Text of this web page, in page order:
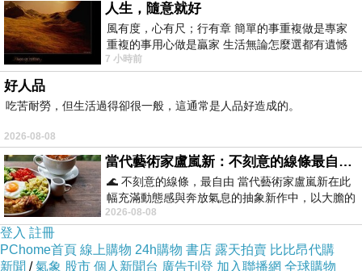
的，應該可以吃很飽吧？
薯條很好吃喔，生菜也很新鮮．
人生，隨意就好
風有度，心有尺；行有章 簡單的事重複做是專家
重複的事用心做是贏家 生活無論怎麼選都有遺憾
所以開心就好 生活不會辜負認真
7 小時前
好人品
吃苦耐勞，但生活過得卻很一般，這通常是人品好造成的。
2026-08-08
當代藝術家盧嵐新：不刻意的線條最自由，讓色彩流動、筆觸自己說話
🌊 不刻意的線條，最自由 當代藝術家盧嵐新在此
幅充滿動態感與奔放氣息的抽象新作中，以大膽的
藍色顏料在白色畫布上揮灑、壓印與流淌
2026-08-08
登入 註冊
PChome首頁 線上購物 24h購物 書店 露天拍賣 比比昂代購
新聞 /氣象 股市 個人新聞台 廣告刊登 加入聯播網 全球購物